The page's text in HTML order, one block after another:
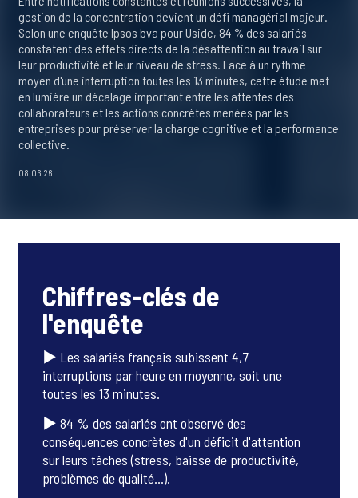
gestion de la concentration devient un défi managérial majeur.
Selon une enquête Ipsos bva pour Uside, 84 % des salariés
constatent des effets directs de la désattention au travail sur
leur productivité et leur niveau de stress. Face à un rythme
moyen d'une interruption toutes les 13 minutes, cette étude met
en lumière un décalage important entre les attentes des
collaborateurs et les actions concrètes menées par les
entreprises pour préserver la charge cognitive et la performance
collective.
08.06.26
Chiffres-clés de
l'enquête
▶ Les salariés français subissent 4,7
interruptions par heure en moyenne, soit une
toutes les 13 minutes.
▶ 84 % des salariés ont observé des
conséquences concrètes d'un déficit d'attention
sur leurs tâches (stress, baisse de productivité,
problèmes de qualité…).